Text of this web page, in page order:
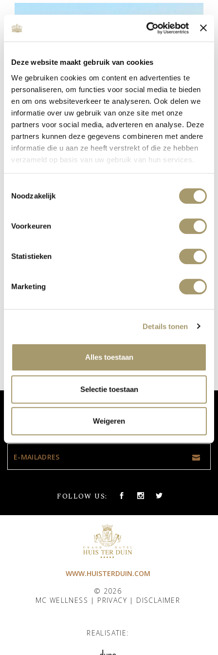
Deze website maakt gebruik van cookies
We gebruiken cookies om content en advertenties te
personaliseren, om functies voor social media te bieden
en om ons websiteverkeer te analyseren. Ook delen we
informatie over uw gebruik van onze site met onze
partners voor social media, adverteren en analyse. Deze
partners kunnen deze gegevens combineren met andere
informatie die u aan ze heeft verstrekt of die ze hebben
verzameld op basis van uw gebruik van hun services.
Noodzakelijk
Voorkeuren
Statistieken
Marketing
Details tonen
Alles toestaan
Selectie toestaan
Weigeren
ENERGIZE YOUR SOUL –
DRIEDAAGSE RETRAITE
gepubliceerd op: 18 oktober 2022
lees meer
MIS ONZE UPDATES NIET:
FOLLOW US:
WWW.HUISTERDUIN.COM
© 2026
MC WELLNESS | PRIVACY | DISCLAIMER
REALISATIE: